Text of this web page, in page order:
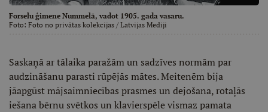
Forselu ģimene Nummelā, vadot 1905. gada vasaru.
Foto: Foto no privātas kolekcijas / Latvijas Mediji
Saskaņā ar tālaika paražām un sadzīves normām par
audzināšanu parasti rūpējās mātes. Meitenēm bija
jāapgūst mājsaimniecības prasmes un dejošana, rotaļās
iešana bērnu svētkos un klavierspēle vismaz pamata